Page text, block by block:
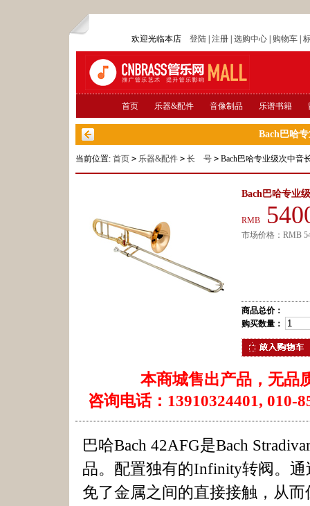
欢迎光临本店 登陆| 注册| 选购中心| 购物车|
首页 乐器&配件 音像制品 乐谱书籍
Bach巴哈
当前位置: 首页 > 乐器&配件 > 长 号 > Bach巴哈专业级次中音
Bach巴哈专业
RMB
市场价格： RMB
商品总价：
购买数量：
本商城售出产品，无品
咨询电话：13910324401, 010-
巴哈Bach 42AFG是Bach
品。配置独有的Infinity转阀。
免了金属之间的直接接触，从